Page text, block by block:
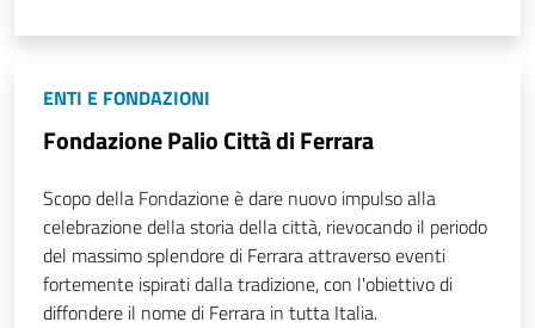
ENTI E FONDAZIONI
Fondazione Palio Città di Ferrara
Scopo della Fondazione è dare nuovo impulso alla
celebrazione della storia della città, rievocando il periodo
del massimo splendore di Ferrara attraverso eventi
fortemente ispirati dalla tradizione, con l'obiettivo di
diffondere il nome di Ferrara in tutta Italia.